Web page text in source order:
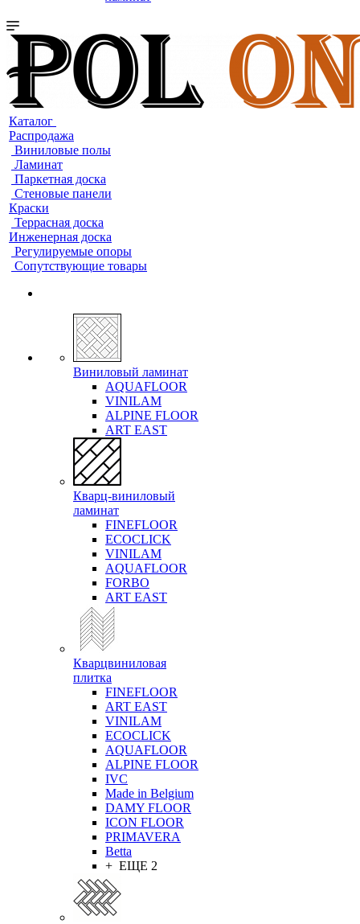
Каталог
Распродажа
Виниловые полы
Ламинат
Паркетная доска
Стеновые панели
Краски
Террасная доска
Инженерная доска
Регулируемые опоры
Сопутствующие товары
Виниловый ламинат
AQUAFLOOR
VINILAM
ALPINE FLOOR
ART EAST
Кварц-виниловый
ламинат
FINEFLOOR
ECOCLICK
VINILAM
AQUAFLOOR
FORBO
ART EAST
Кварцвиниловая
плитка
FINEFLOOR
ART EAST
VINILAM
ECOCLICK
AQUAFLOOR
ALPINE FLOOR
IVC
Made in Belgium
DAMY FLOOR
ICON FLOOR
PRIMAVERA
Betta
+ ЕЩЕ 2